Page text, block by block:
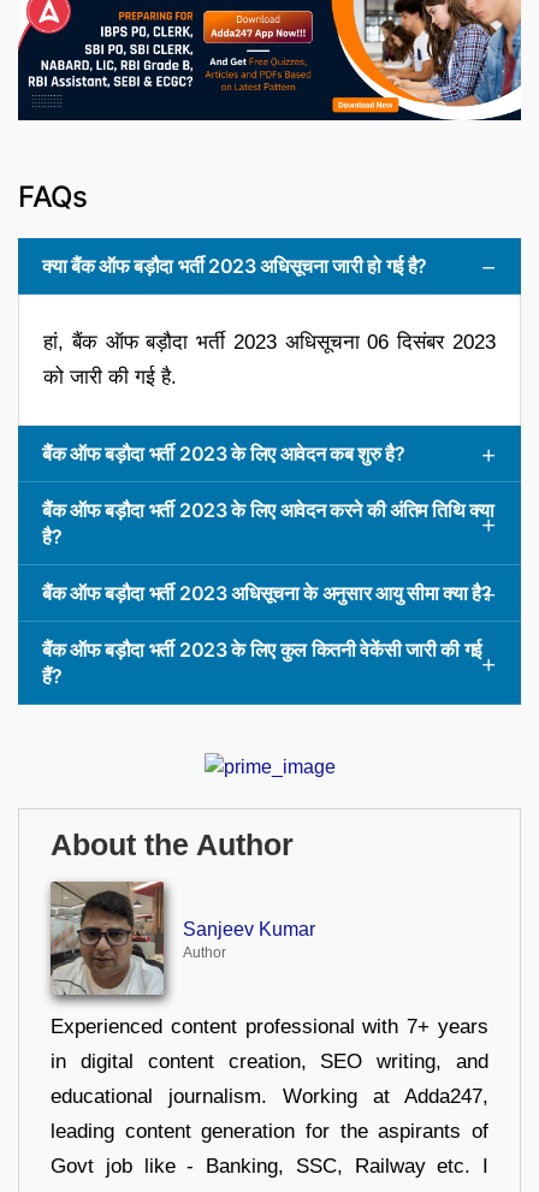
FAQs
क्या बैंक ऑफ बड़ौदा भर्ती 2023 अधिसूचना जारी हो गई है?
हां, बैंक ऑफ बड़ौदा भर्ती 2023 अधिसूचना 06 दिसंबर 2023
को जारी की गई है.
बैंक ऑफ बड़ौदा भर्ती 2023 के लिए आवेदन कब शुरु है?
बैंक ऑफ बड़ौदा भर्ती 2023 के लिए आवेदन करने की अंतिम तिथि क्या
है?
बैंक ऑफ बड़ौदा भर्ती 2023 अधिसूचना के अनुसार आयु सीमा क्या है?
बैंक ऑफ बड़ौदा भर्ती 2023 के लिए कुल कितनी वेकेंसी जारी की गई
हैं?
About the Author
Sanjeev Kumar
Author
Experienced content professional with 7+ years
in digital content creation, SEO writing, and
educational journalism. Working at Adda247,
leading content generation for the aspirants of
Govt job like - Banking, SSC, Railway etc. I